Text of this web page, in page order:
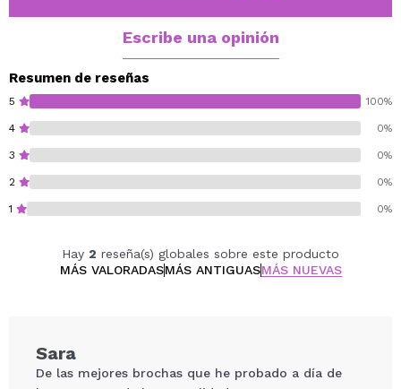
podrás delinear, aplicar y difuminar todo tipo de
Y un pincel para cejas con el que definir, dar forma a
tus cejas y enmarcar tu mirada.
Escribe una opinión
Resumen de reseñas
5 100%
4 0%
3 0%
2 0%
1 0%
Hay 2 reseña(s) globales sobre este producto
MÁS VALORADASMÁS ANTIGUASMÁS NUEVAS
Sara
De las mejores brochas que he probado a día de